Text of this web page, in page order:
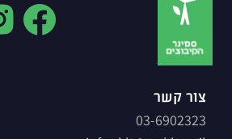
צור קשר
03-6902323